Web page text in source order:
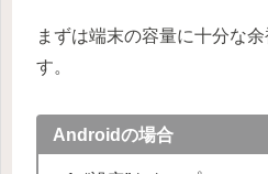
まずは端末の容量に十分な
す。
Androidの場合